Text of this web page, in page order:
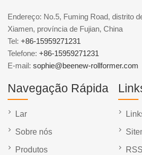
Endereço: No.5, Fuming Road, distrito
Xiamen, província de Fujian, China
Tel: +86-15959271231
Telefone: +86-15959271231
E-mail: sophie@beenew-rollformer.com
Navegação Rápida
Lar
Sobre nós
Produtos RSS